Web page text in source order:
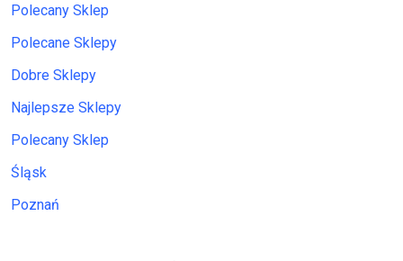
Polecany Sklep
Polecane Sklepy
Dobre Sklepy
Najlepsze Sklepy
Polecany Sklep
Śląsk
Poznań